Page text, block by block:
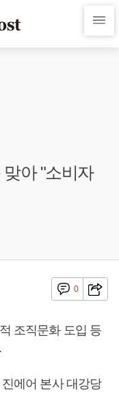
아 "소비자
0
조직문화 도입 등
에어 본사 대강당